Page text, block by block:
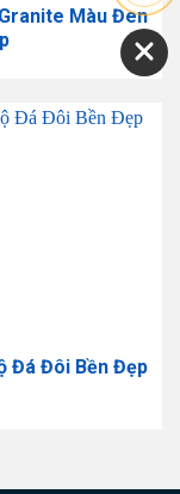
Màu Đen
Đá Đôi Bền Đẹp